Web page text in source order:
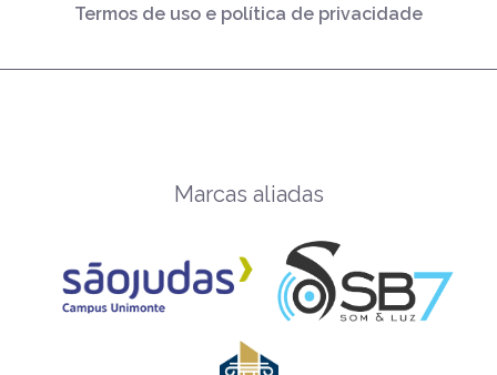
Termos de uso e política de privacidade
Marcas aliadas